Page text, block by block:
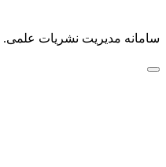
سامانه مدیریت نشریات علمی.